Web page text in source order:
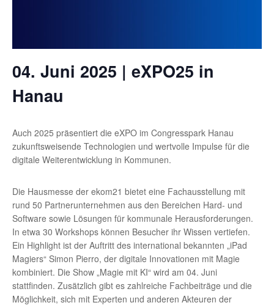
04. Juni 2025 | eXPO25 in
Hanau
Auch 2025 präsentiert die eXPO im Congresspark Hanau
zukunftsweisende Technologien und wertvolle Impulse für die
digitale Weiterentwicklung in Kommunen.
Die Hausmesse der ekom21 bietet eine Fachausstellung mit
rund 50 Partnerunternehmen aus den Bereichen Hard- und
Software sowie Lösungen für kommunale Herausforderungen.
In etwa 30 Workshops können Besucher ihr Wissen vertiefen.
Ein Highlight ist der Auftritt des international bekannten „iPad
Magiers“ Simon Pierro, der digitale Innovationen mit Magie
kombiniert. Die Show „Magie mit KI“ wird am 04. Juni
stattfinden. Zusätzlich gibt es zahlreiche Fachbeiträge und die
Möglichkeit, sich mit Experten und anderen Akteuren der